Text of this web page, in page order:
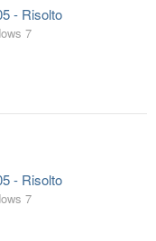
- Risolto
7
- Risolto
7